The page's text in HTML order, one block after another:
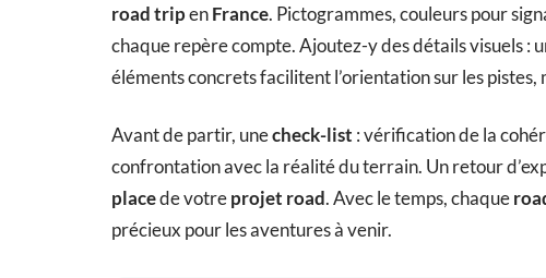
road tripenFrance. Pictogrammes, couleurs pour
chaque repère compte. Ajoutez-y des détails visuels :
éléments concrets facilitent l’orientation sur les pistes,
Avant de partir, unecheck-list : vérification de la
confrontation avec la réalité du terrain. Un retour
placede votreprojet road. Avec le temps, chaque
précieux pour les aventures à venir.